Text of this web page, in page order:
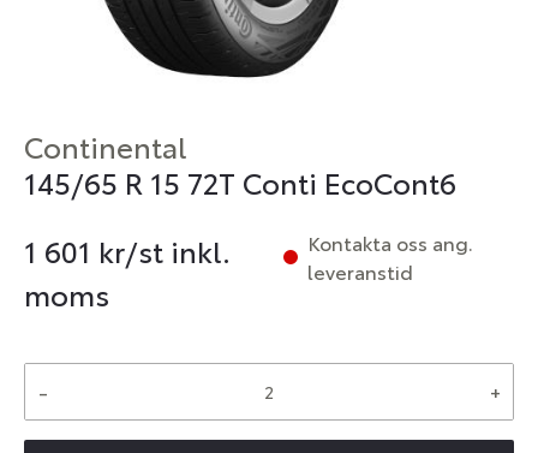
Continental
145/65 R 15 72T Conti EcoCont6
1 601 kr/st inkl.
moms
Kontakta oss ang.
leveranstid
- +